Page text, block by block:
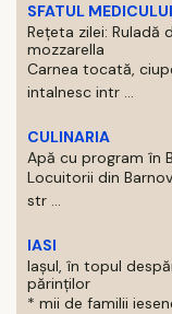
SFATUL MEDICULUI
Rețeta zilei: Ruladă
mozzarella
Carnea tocată,
intalnesc intr ...
CULINARIA
Apă cu program în
Locuitorii din
str ...
IASI
Iașul, în topul
părinților
* mii de familii